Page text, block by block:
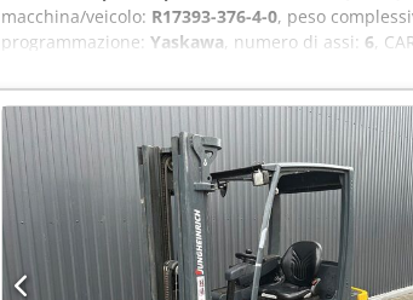
macchina/veicolo: R17393-376-4-0, peso
programmazione: Yaskawa, numero di assi: 6,
32 kg CARATTERISTICHE DELLA MACCHINA
Yaskawa Alimentazione: 3 fasi CA 380–440 V,
dispositivo: 15 A Corrente di cortocircuito: 2,5 kA
Yaskawa Motoman GP8 Sistema di controllo